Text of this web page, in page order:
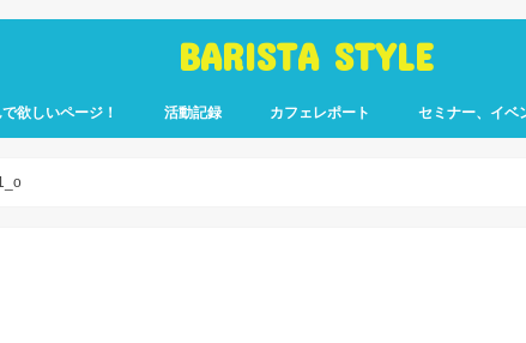
BARISTA STYLE
欲しいページ！
指したのか」
きます！
活動記録 カフェレポート セミナー、イベ